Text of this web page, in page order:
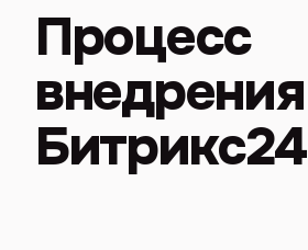
Процесс
внедрения
Битрикс24